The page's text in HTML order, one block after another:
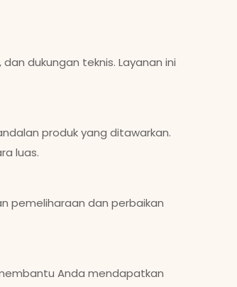
dukungan teknis. Layanan ini
produk yang ditawarkan.
luas.
pemeliharaan dan perbaikan
Anda mendapatkan